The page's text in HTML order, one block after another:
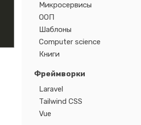
Микросервисы
ООП
Шаблоны
Computer science
Книги
Фреймворки
Laravel
Tailwind CSS
Vue